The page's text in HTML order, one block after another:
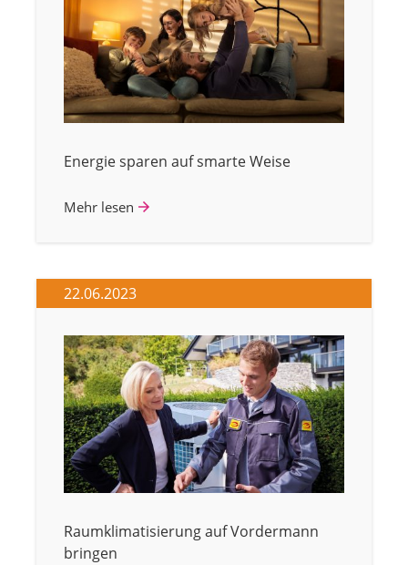
Energie sparen auf smarte Weise
Mehr lesen
22.06.2023
Raumklimatisierung auf Vordermann
bringen